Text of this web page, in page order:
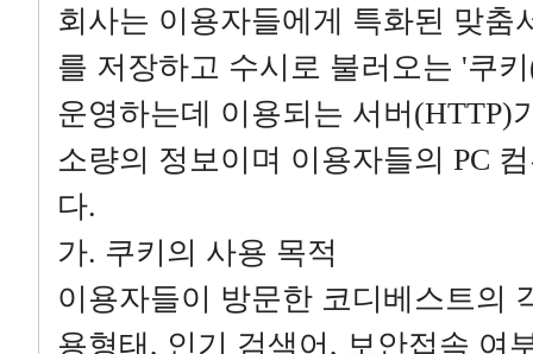
회사는 이용자들에게 특화된 맞
를 저장하고 수시로 불러오는 '쿠
운영하는데 이용되는 서버(HTTP)
소량의 정보이며 이용자들의 PC
다.
가. 쿠키의 사용 목적
이용자들이 방문한 코디베스트의
용형태, 인기 검색어, 보안접속 여